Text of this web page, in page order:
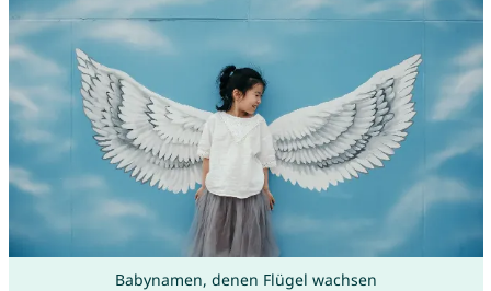
Babynamen, denen Flügel wachsen